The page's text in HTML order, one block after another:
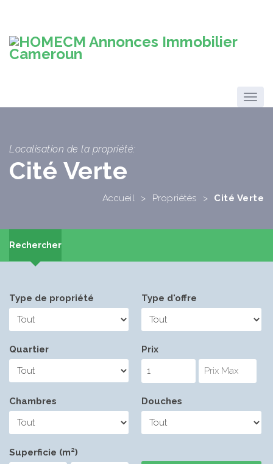
Localisation de la propriété:
Cité Verte
Accueil > Propriétés > Cité Verte
Rechercher
Type de propriété Type d'offre
Quartier Prix
Chambres Douches
Superficie (m²)